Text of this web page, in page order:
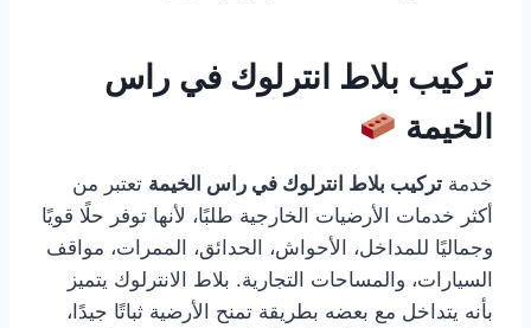
تركيب بلاط انترلوك في راس
الخيمة
خدمة تركيب بلاط انترلوك في راس الخيمة تعتبر من
أكثر خدمات الأرضيات الخارجية طلبًا، لأنها توفر حلًا قويًا
وجماليًا للمداخل، الأحواش، الحدائق، الممرات، مواقف
السيارات، والمساحات التجارية. بلاط الانترلوك يتميز
بأنه يتداخل مع بعضه بطريقة تمنح الأرضية ثباتًا جيدًا،